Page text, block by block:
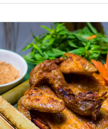
Tour Lào Cai Quy Nhơn